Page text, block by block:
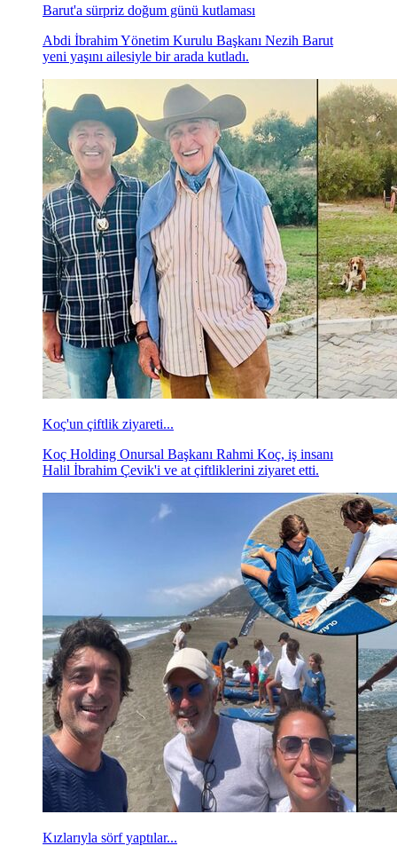
Barut'a sürpriz doğum günü kutlaması
Abdi İbrahim Yönetim Kurulu Başkanı Nezih Barut
yeni yaşını ailesiyle bir arada kutladı.
Koç'un çiftlik ziyareti...
Koç Holding Onursal Başkanı Rahmi Koç, iş insanı
Halil İbrahim Çevik'i ve at çiftliklerini ziyaret etti.
Kızlarıyla sörf yaptılar...